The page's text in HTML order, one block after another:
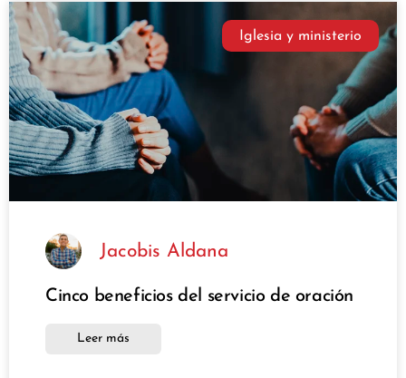
Iglesia y ministerio
Jacobis Aldana
Cinco beneficios del servicio de oración
Leer más